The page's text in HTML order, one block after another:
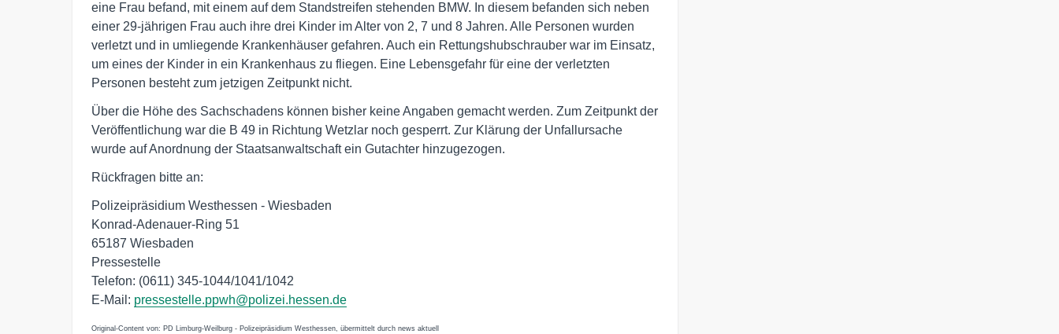
eine Frau befand, mit einem auf dem Standstreifen stehenden BMW. In diesem befanden sich neben
einer 29-jährigen Frau auch ihre drei Kinder im Alter von 2, 7 und 8 Jahren. Alle Personen wurden
verletzt und in umliegende Krankenhäuser gefahren. Auch ein Rettungshubschrauber war im Einsatz,
um eines der Kinder in ein Krankenhaus zu fliegen. Eine Lebensgefahr für eine der verletzten
Personen besteht zum jetzigen Zeitpunkt nicht.
Über die Höhe des Sachschadens können bisher keine Angaben gemacht werden. Zum Zeitpunkt der
Veröffentlichung war die B 49 in Richtung Wetzlar noch gesperrt. Zur Klärung der Unfallursache
wurde auf Anordnung der Staatsanwaltschaft ein Gutachter hinzugezogen.
Rückfragen bitte an:
Polizeipräsidium Westhessen - Wiesbaden
Konrad-Adenauer-Ring 51
65187 Wiesbaden
Pressestelle
Telefon: (0611) 345-1044/1041/1042
E-Mail: pressestelle.ppwh@polizei.hessen.de
Original-Content von: PD Limburg-Weilburg - Polizeipräsidium Westhessen, übermittelt durch news aktuell